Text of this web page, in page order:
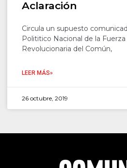
Aclaración
Circula un supuesto
Polititico Nacional de la
Revolucionaria del Común,
LEER MÁS»
26 octubre, 2019